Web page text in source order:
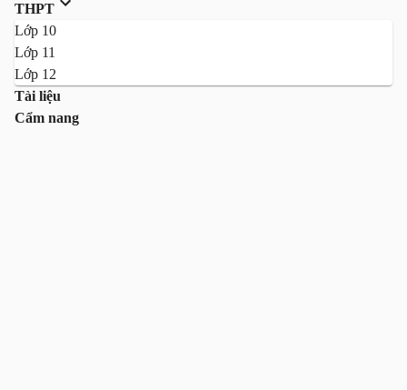
THPT
Lớp 10
Lớp 11
Lớp 12
Tài liệu
Cẩm nang